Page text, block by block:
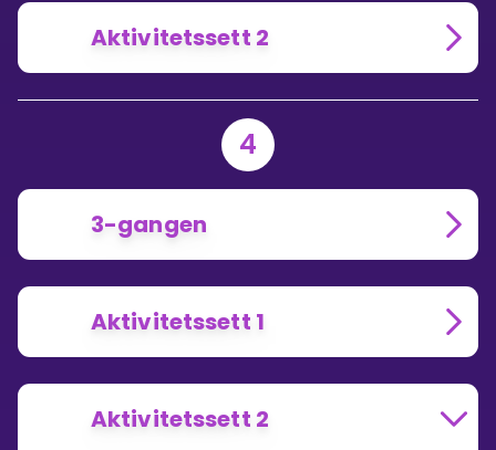
Aktivitetssett 2
4
3-gangen
Aktivitetssett 1
Aktivitetssett 2